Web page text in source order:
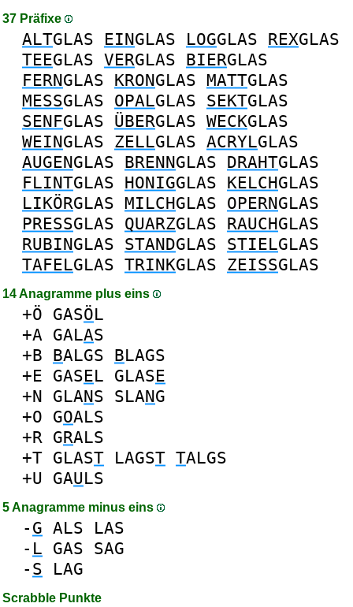
37 Präfixe
ALTGLAS EINGLAS LOGGLAS REXGLAS
TEEGLAS VERGLAS BIERGLAS
FERNGLAS KRONGLAS MATTGLAS
MESSGLAS OPALGLAS SEKTGLAS
SENFGLAS ÜBERGLAS WECKGLAS
WEINGLAS ZELLGLAS ACRYLGLAS
AUGENGLAS BRENNGLAS DRAHTGLAS
FLINTGLAS HONIGGLAS KELCHGLAS
LIKÖRGLAS MILCHGLAS OPERNGLAS
PRESSGLAS QUARZGLAS RAUCHGLAS
RUBINGLAS STANDGLAS STIELGLAS
TAFELGLAS TRINKGLAS ZEISSGLAS
14 Anagramme plus eins
+Ö GASÖL
+A GALAS
+B BALGS BLAGS
+E GASEL GLASE
+N GLANS SLANG
+O GOALS
+R GRALS
+T GLAST LAGST TALGS
+U GAULS
5 Anagramme minus eins
- G ALS
LAS
- L GAS SAG
- S LAG
Scrabble Punkte